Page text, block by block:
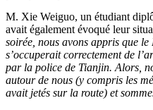
M. Xie Weiguo, un étudiant
avait également évoqué leur
soirée, nous avons appris que
s’occuperait correctement de
par la police de Tianjin. Alors,
autour de nous (y compris les
avait jetés sur la route) et